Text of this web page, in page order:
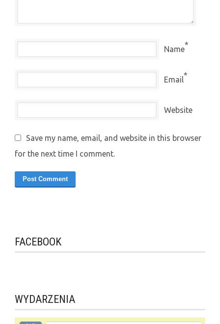
Name*
Email*
Website
Save my name, email, and website in this browser
for the next time I comment.
FACEBOOK
WYDARZENIA